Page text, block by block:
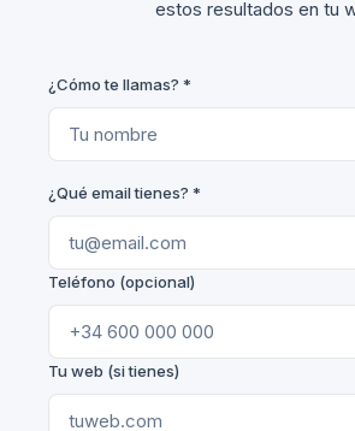
estos resultados en tu
¿Cómo te llamas? *
¿Qué email tienes? *
Teléfono (opcional)
Tu web (si tienes)